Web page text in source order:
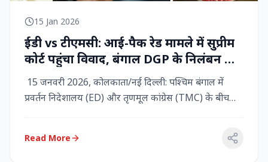
15 Jan 2026
ईडी vs टीएमसी: आई-पैक रेड मामले में सुप्रीम
कोर्ट पहुंचा विवाद, बंगाल DGP के निलंबन की
मांग, कलकत्ता हाईकोर्ट में CBI छापेमारी
15 जनवरी 2026, कोलकाता/नई दिल्ली: पश्चिम बंगाल में
प्रवर्तन निदेशालय (ED) और तृणमूल कांग्रेस (TMC) के बीच
Read More